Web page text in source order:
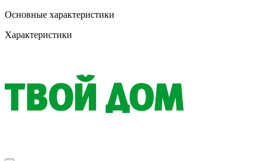
Основные характеристики
Характеристики